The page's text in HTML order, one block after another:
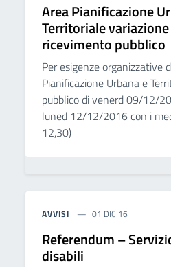
Area Pianificazione
Territoriale
ricevimento pubblico
Per esigenze organizzative
Pianificazione Urbana e
pubblico di venerd 09/12/
luned 12/12/2016 con i
12,30)
AVVISI 01 DIC 16
Referendum –
disabili